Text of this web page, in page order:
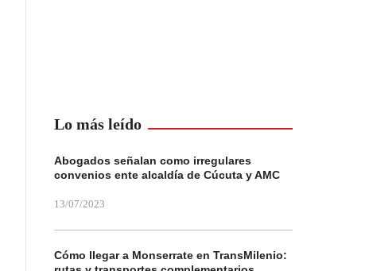
Lo más leído
Abogados señalan como irregulares
convenios ente alcaldía de Cúcuta y AMC
13/07/2023
Cómo llegar a Monserrate en TransMilenio: